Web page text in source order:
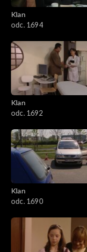
3401–3500
3201–3300
3101–3200
3001–3100
2901–3000
2801–2900
2701–2800
2501–2600
Klan
odc. 1694
Klan
odc. 1692
Klan
odc. 1690